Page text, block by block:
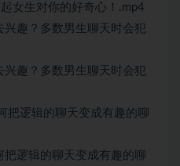
女生对你的好奇心！.mp4
趣？多数男生聊天时会犯
趣？多数男生聊天时会犯
把逻辑的聊天变成有趣的聊
逻辑的聊天变成有趣的聊